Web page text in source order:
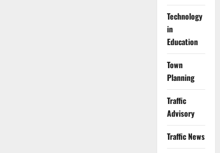
Technology
in
Education
Town
Planning
Traffic
Advisory
Traffic News